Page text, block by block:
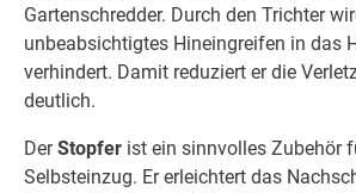
Gartenschredder. Durch den Trichter
unbeabsichtigtes Hineingreifen in das
verhindert. Damit reduziert er die
deutlich.
DerStopfer ist ein sinnvolles Zubehör
Selbsteinzug. Er erleichtert das